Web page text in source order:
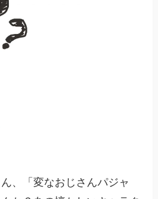
、「変なおじさんパジャ